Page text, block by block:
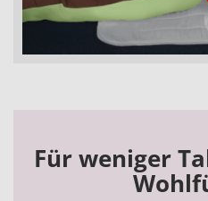
Für weniger